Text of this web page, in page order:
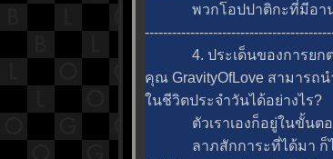
พวกโอปปาติกะที่มีอานุ
4. ประเด็นของการยกต
คุณ GravityOfLove สามารถ
นชีวิตประจำวันได้อย่างไร?
ตัวเราเองก็อยู่ในขั้นตอน
ลาภสักการะที่ได้มา ก็ไม่ใ